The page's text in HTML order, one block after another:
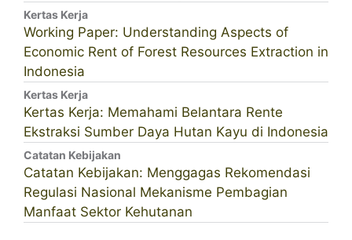
Kertas Kerja
Working Paper: Understanding Aspects of
Economic Rent of Forest Resources Extraction in
Indonesia
Kertas Kerja
Kertas Kerja: Memahami Belantara Rente
Ekstraksi Sumber Daya Hutan Kayu di Indonesia
Catatan Kebijakan
Catatan Kebijakan: Menggagas Rekomendasi
Regulasi Nasional Mekanisme Pembagian
Manfaat Sektor Kehutanan